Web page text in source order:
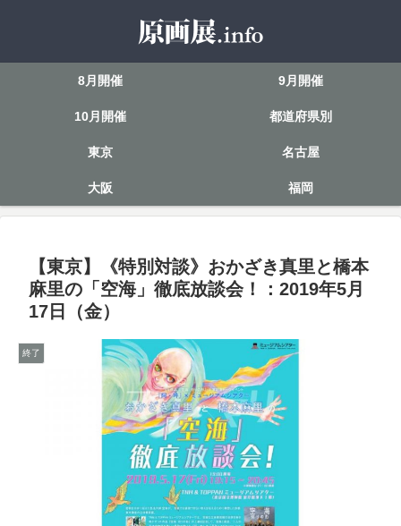
8月開催 9月開催
10月開催 都道府県別
東京 名古屋
大阪 福岡
【東京】《特別対談》おかざき真里と橋本
麻里の「空海」徹底放談会！：2019年5月
17日（金）
終了